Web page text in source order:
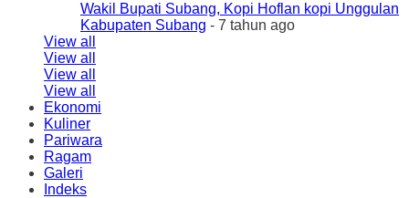
Wakil Bupati Subang, Kopi Hoflan kopi Unggulan
Kabupaten Subang - 7 tahun ago
View all
View all
View all
View all
Ekonomi
Kuliner
Pariwara
Ragam
Galeri
Indeks